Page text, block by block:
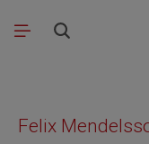
Saltar al contenido
Felix